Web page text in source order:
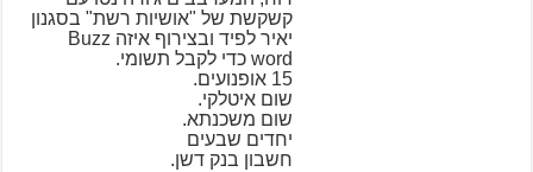
קשקשת של "אושיות רשת" בסגנון
יאיר לפיד ובצירוף איזה Buzz
word כדי לקבל תשומי.
15 אופנועים.
שום איטלקי.
שום משכנתא.
יחדים שבעים
חשבון בנק דשן.